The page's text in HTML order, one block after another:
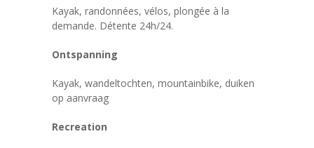
Kayak, randonnées, vélos, plongée à la
demande. Détente 24h/24.
Ontspanning
Kayak, wandeltochten, mountainbike, duiken
op aanvraag
Recreation